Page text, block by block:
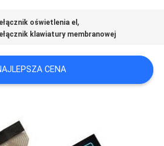
oświetlenia el ,
klawiatury membranowej
CENA